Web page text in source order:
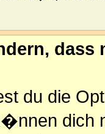
dass
du die
dich